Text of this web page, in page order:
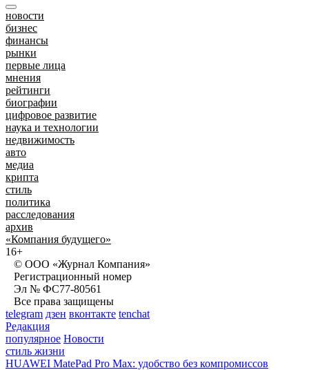
новости
бизнес
финансы
рынки
первые лица
мнения
рейтинги
биографии
цифровое развитие
наука и технологии
недвижимость
авто
медиа
крипта
стиль
политика
расследования
архив
«Компания будущего»
16+
© ООО «Журнал Компания»
Регистрационный номер
Эл № ФС77-80561
Все права защищены
telegram дзен вконтакте tenchat
Редакция
популярное Новости
стиль жизни
HUAWEI MatePad Pro Max: удобство без компромиссов